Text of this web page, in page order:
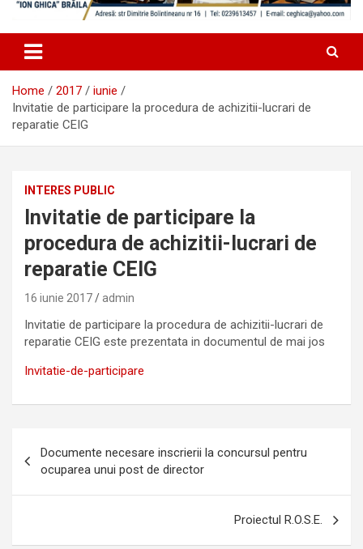
Home 2017
iunie
Invitatie de participare la procedura de achizitii-lucrari de
reparatie CEIG
INTERES PUBLIC
Invitatie de participare la
procedura de achizitii-lucrari de
reparatie CEIG
16 iunie 2017 admin
Invitatie de participare la procedura de achizitii-lucrari de
reparatie CEIG este prezentata in documentul de mai jos
Invitatie-de-participare
în
articole
Documente necesare inscrierii la concursul pentru
ocuparea unui post de director
Proiectul R.O.S.E.